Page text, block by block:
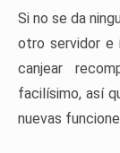
Si no se da
otro servidor e
canjear
facilísimo, así
nuevas